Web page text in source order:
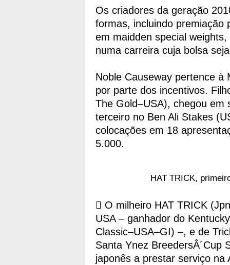
Os criadores da geração
formas, incluindo premiação
em maidden special
numa carreira cuja bolsa
Noble Causeway pertence à
por parte dos incentivos.
The Gold–USA), chegou em
terceiro no Ben Ali Stakes
colocações em 18
5.000.
HAT TRICK,
 O milheiro HAT TRICK
USA – ganhador do
Classic–USA–GI) –, e de
Santa Ynez BreedersÂ´Cup
japonês a prestar serviço na